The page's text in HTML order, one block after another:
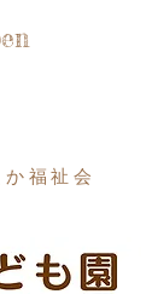
か福祉会